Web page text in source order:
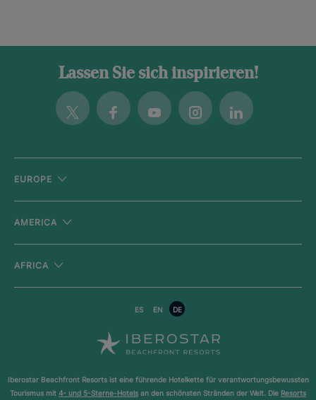
Lassen Sie sich inspirieren!
Twitter FacebookYoutubeInstagramLinkedin
EUROPE
AMERICA
AFRICA
ES EN DE
Iberostar Beachfront Resorts ist eine führende Hotelkette für verantwortungsbewussten
Tourismus mit 4- und 5-Sterne-Hotels an den schönsten Stränden der Welt. Die Resorts